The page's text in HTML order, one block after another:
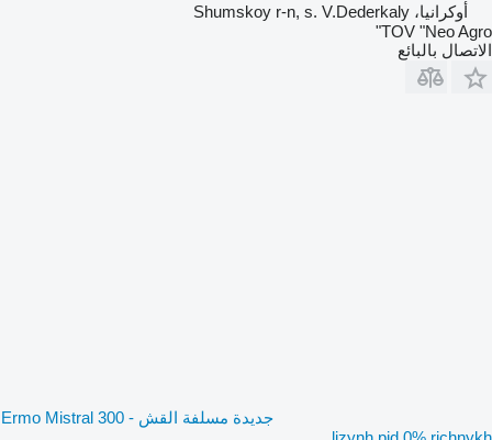
أوكرانيا، Shumskoy r-n, s. V.Dederkaly
TOV "Neo Agro"
الاتصال بالبائع
جديدة مسلفة القش Ermo Mistral 300 -